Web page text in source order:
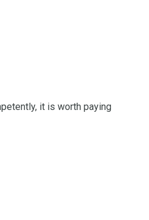
it is worth paying